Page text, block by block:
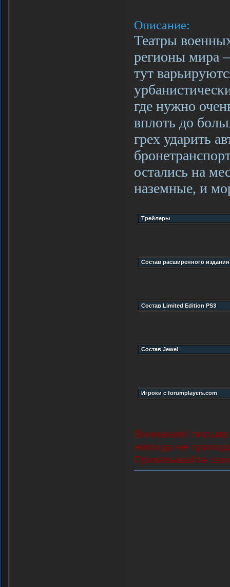
Описание:
Театры
регионы мира
тут
где нужно
вплоть до
грех ударить
остались на
наземные, и
Внимание!
никогда не
Привязывайте